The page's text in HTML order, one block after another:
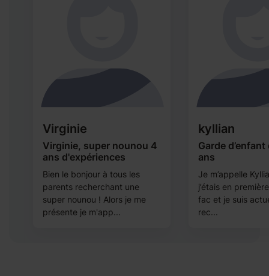
Virginie
Virginie, super nounou 4
ans d'expériences
Bien le bonjour à tous les
parents recherchant une
super nounou ! Alors je me
présente je m'app...
kyllian
Garde d’enfant
ans
Je m’appelle
j’étais en
fac et je suis
rec...